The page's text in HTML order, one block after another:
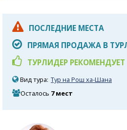
ПОСЛЕДНИЕ МЕСТА
ПРЯМАЯ ПРОДАЖА В
ТУРЛИДЕР РЕКОМЕНДУЕТ
Вид тура: Тур на Рош ха-Шана
Осталось 7 мест